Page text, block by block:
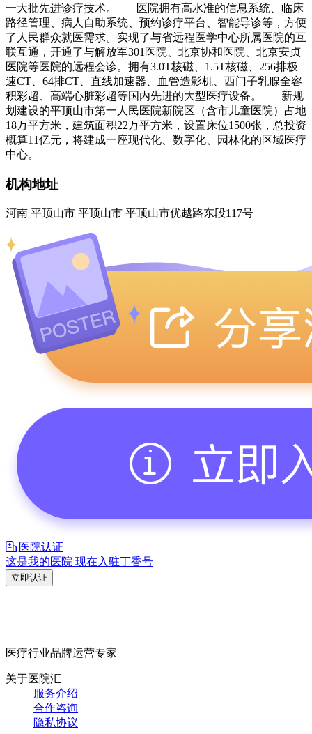
一大批先进诊疗技术。 医院拥有高水准的信息系统、临床
路径管理、病人自助系统、预约诊疗平台、智能导诊等，方便
了人民群众就医需求。实现了与省远程医学中心所属医院的互
联互通，开通了与解放军301医院、北京协和医院、北京安贞
医院等医院的远程会诊。拥有3.0T核磁、1.5T核磁、256排极
速CT、64排CT、直线加速器、血管造影机、西门子乳腺全容
积彩超、高端心脏彩超等国内先进的大型医疗设备。 新规
划建设的平顶山市第一人民医院新院区（含市儿童医院）占地
18万平方米，建筑面积22万平方米，设置床位1500张，总投资
概算11亿元，将建成一座现代化、数字化、园林化的区域医疗
中心。
机构地址
河南 平顶山市 平顶山市 平顶山市优越路东段117号
医院认证
这是我的医院 现在入驻丁香号
立即认证
医疗行业品牌运营专家
关于医院汇
服务介绍
合作咨询
隐私协议